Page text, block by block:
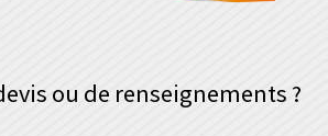
ou de renseignements ?